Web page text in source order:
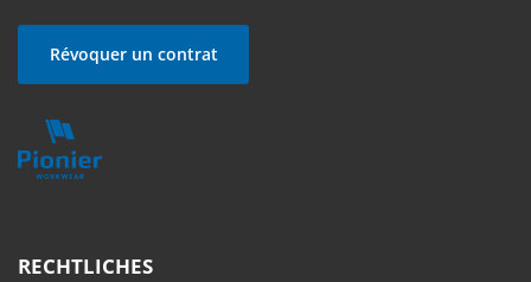
Révoquer un contrat
RECHTLICHES